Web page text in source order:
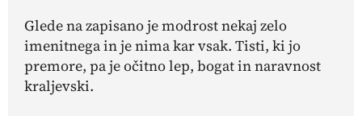
Glede na zapisano je modrost nekaj zelo
imenitnega in je nima kar vsak. Tisti, ki jo
premore, pa je očitno lep, bogat in naravnost
kraljevski.